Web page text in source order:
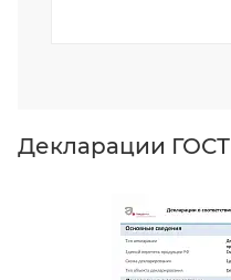
Декларации ГОСТ